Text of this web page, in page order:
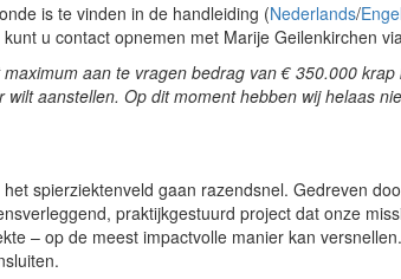
is te vinden in de handleiding (Nederlands/
u contact opnemen met Marije Geilenkirchen
aan te vragen bedrag van€ 350.000krap
wilt aanstellen. Op dit moment hebben wij helaas
spierziektenveld gaan razendsnel. Gedreven
praktijkgestuurd project dat onze
– op de meest impactvolle manier kan